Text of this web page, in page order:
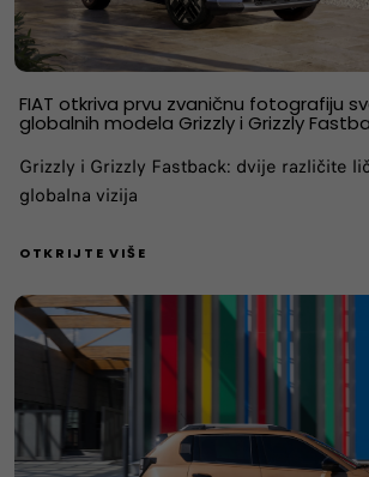
FIAT otkriva prvu zvaničnu fotografiju
globalnih modela Grizzly i Grizzly
Grizzly i Grizzly Fastback: dvije različite
globalna vizija
OTKRIJTE VIŠE